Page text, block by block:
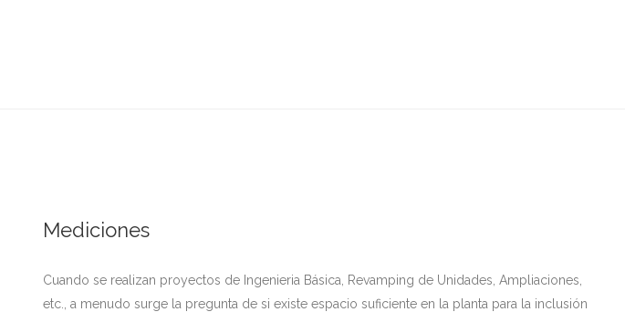
Mediciones
Cuando se realizan proyectos de Ingenieria Básica, Revamping de Unidades, Ampliaciones,
etc., a menudo surge la pregunta de si existe espacio suficiente en la planta para la inclusión